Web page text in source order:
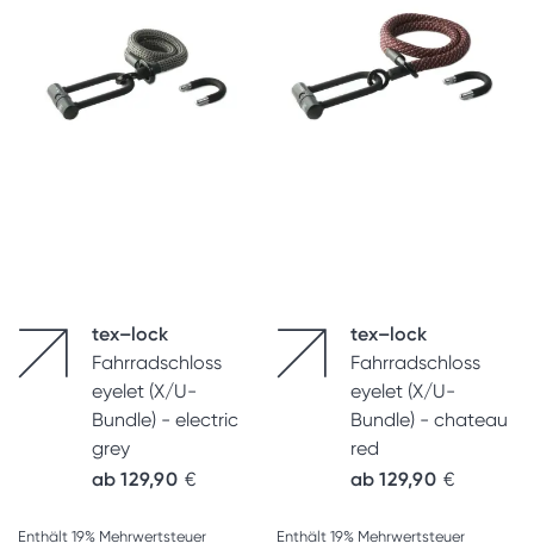
tex–lock
Fahrradschloss
eyelet (X/U-
Bundle) - electric
grey
ab 129,90 €
Enthält 19% Mehrwertsteuer
tex–lock
Fahrradschloss
eyelet (X/U-
Bundle) - chateau
red
ab 129,90 €
Enthält 19% Mehrwertsteuer